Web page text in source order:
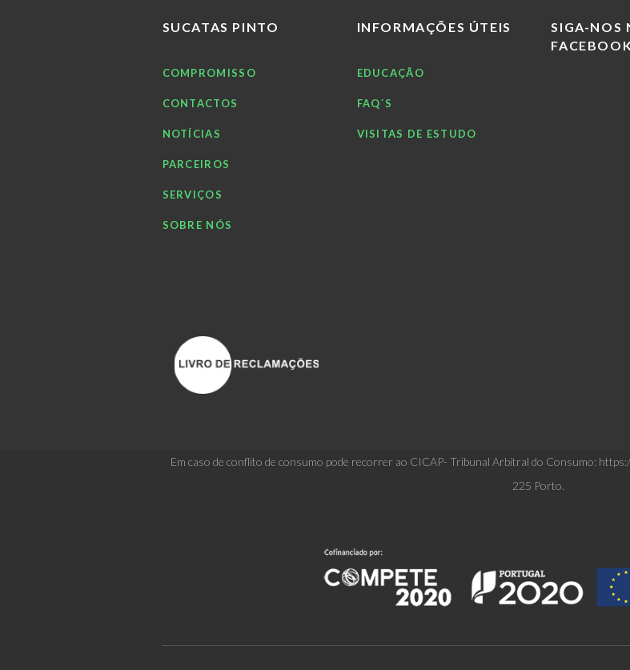
SUCATAS PINTO
COMPROMISSO
CONTACTOS
NOTÍCIAS
PARCEIROS
SERVIÇOS
SOBRE NÓS
INFORMAÇÕES ÚTEIS
EDUCAÇÃO
FAQ´S
VISITAS DE ESTUDO
SIGA-NOS
FACEBOOK
Em caso de conflito de consumo pode recorrer ao CICAP- Tribunal Arbitral do Consumo:
225 Porto.